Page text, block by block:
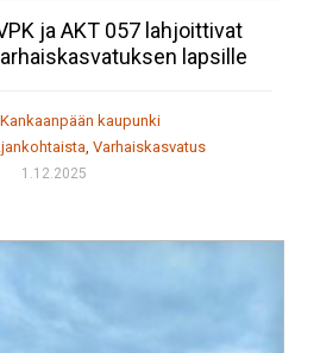
ja AKT 057 lahjoittivat
lapsille
Kankaanpään kaupunki
, Varhaiskasvatus
1.12.2025